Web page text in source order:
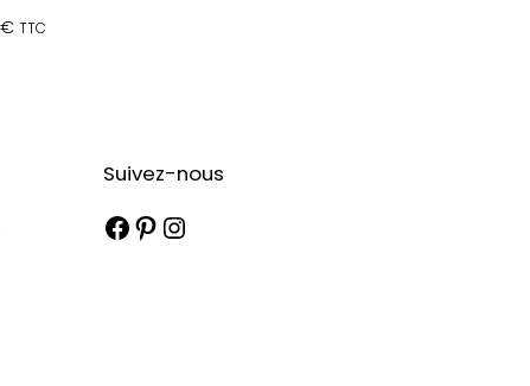
€ TTC
Suivez-nous
Facebook Pinterest Instagram